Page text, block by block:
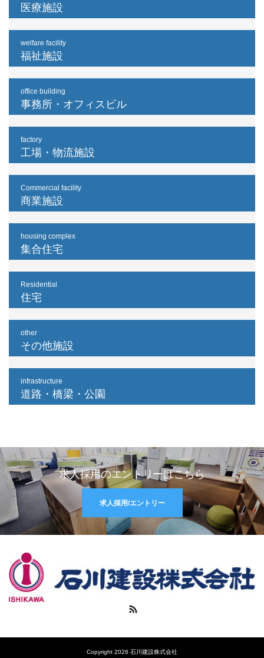
医療施設
welfare facility
福祉施設
office building
事務所・オフィスビル
factory
工場・物流施設
Commercial facility
商業施設
housing complex
集合住宅
Residential
住宅
other
その他施設
infrastructure
道路・橋梁・公園
求人採用のエントリーはこちら
求人採用/エントリー
Copyright 2026 石川建設株式会社